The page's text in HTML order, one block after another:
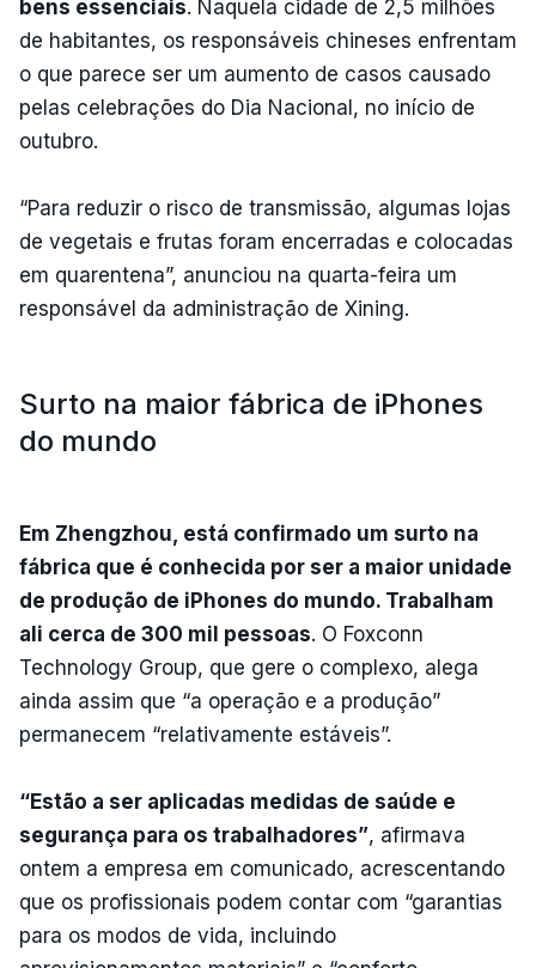
bens essenciais. Naquela cidade de 2,5 milhões
de habitantes, os responsáveis chineses enfrentam
o que parece ser um aumento de casos causado
pelas celebrações do Dia Nacional, no início de
outubro.
“Para reduzir o risco de transmissão, algumas lojas
de vegetais e frutas foram encerradas e colocadas
em quarentena”, anunciou na quarta-feira um
responsável da administração de Xining.
Surto na maior fábrica de iPhones
do mundo
Em Zhengzhou, está confirmado um surto na
fábrica que é conhecida por ser a maior unidade
de produção de iPhones do mundo. Trabalham
ali cerca de 300 mil pessoas. O Foxconn
Technology Group, que gere o complexo, alega
ainda assim que “a operação e a produção”
permanecem “relativamente estáveis”.
“Estão a ser aplicadas medidas de saúde e
segurança para os trabalhadores”, afirmava
ontem a empresa em comunicado, acrescentando
que os profissionais podem contar com “garantias
para os modos de vida, incluindo